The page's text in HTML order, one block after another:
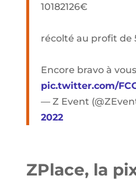
10182126€
récolté au profit de
Encore bravo à
pic.twitter.com/
— Z Event
2022
ZPlace, la